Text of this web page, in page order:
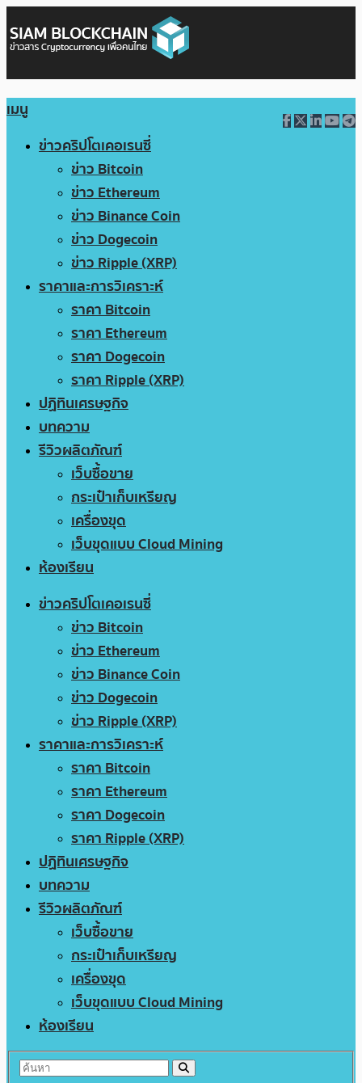
เมนู
ข่าวคริปโตเคอเรนซี่
ข่าว Bitcoin
ข่าว Ethereum
ข่าว Binance Coin
ข่าว Dogecoin
ข่าว Ripple (XRP)
ราคาและการวิเคราะห์
ราคา Bitcoin
ราคา Ethereum
ราคา Dogecoin
ราคา Ripple (XRP)
ปฏิทินเศรษฐกิจ
บทความ
รีวิวผลิตภัณฑ์
เว็บซื้อขาย
กระเป๋าเก็บเหรียญ
เครื่องขุด
เว็บขุดแบบ Cloud Mining
ห้องเรียน
ข่าวคริปโตเคอเรนซี่
ข่าว Bitcoin
ข่าว Ethereum
ข่าว Binance Coin
ข่าว Dogecoin
ข่าว Ripple (XRP)
ราคาและการวิเคราะห์
ราคา Bitcoin
ราคา Ethereum
ราคา Dogecoin
ราคา Ripple (XRP)
ปฏิทินเศรษฐกิจ
บทความ
รีวิวผลิตภัณฑ์
เว็บซื้อขาย
กระเป๋าเก็บเหรียญ
เครื่องขุด
เว็บขุดแบบ Cloud Mining
ห้องเรียน